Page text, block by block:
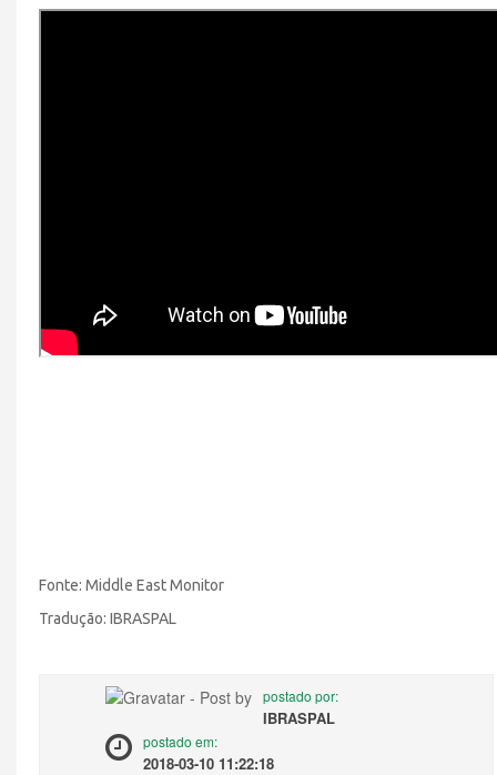
Fonte: Middle East Monitor
Tradução: IBRASPAL
postado por:
IBRASPAL
postado em:
2018-03-10 11:22:18